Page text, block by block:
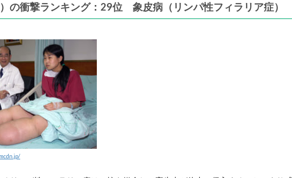
の衝撃ランキング： 29位 象皮病（リンパ性フィラリア症）